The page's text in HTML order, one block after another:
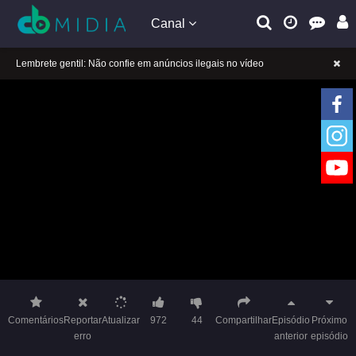
Canal
A tocar：A Princesa Rebelde (Dublado)-32
ComentáriosReportar
erro
Atualizar 972 44 CompartilharEpisódio
anterior
Próximo
episódio